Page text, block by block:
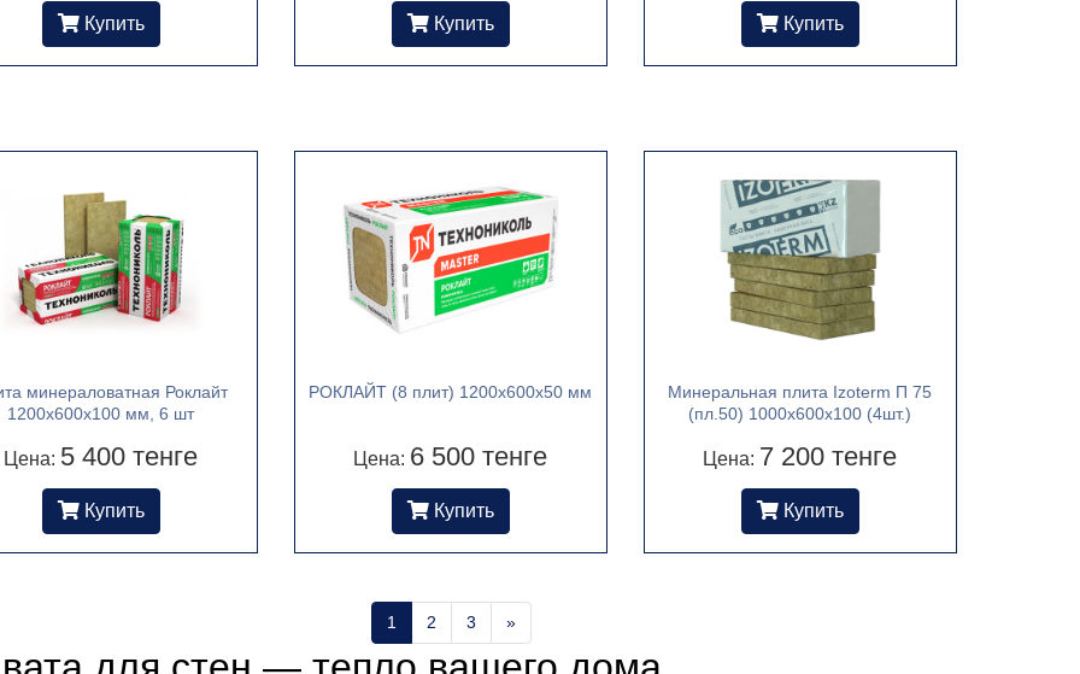
Купить Купить Купить
минераловатная Роклайт
1200х600х100 мм, 6 шт
Цена: 5 400 тенге
Купить
РОКЛАЙТ (8 плит) 1200х600х50 мм
Цена: 6 500 тенге
Купить
Минеральная плита Izoterm П 75
(пл.50) 1000х600х100 (4шт.)
Цена: 7 200 тенге
Купить
1 2 3 »